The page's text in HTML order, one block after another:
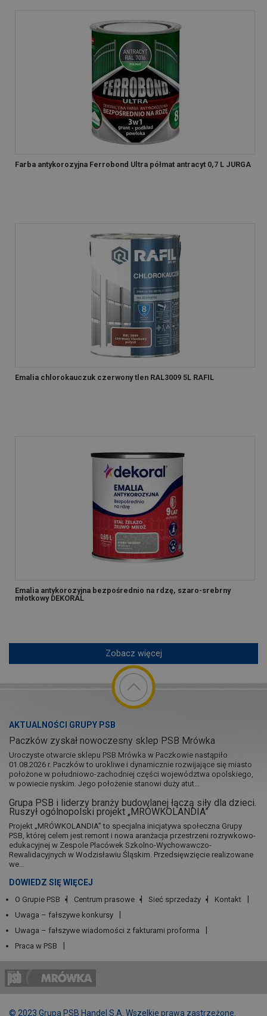
Farba antykorozyjna Ferrobond Ultra półmat antracyt 0,7 L JURGA
Emalia chlorokauczuk czerwony tlen RAL3009 5L RAFIL
Emalia antykorozyjna bezpośrednio na rdzę, szaro-srebrny
młotkowy DEKORAL
Zobacz więcej
AKTUALNOŚCI GRUPY PSB
Paczków zyskał nowoczesny sklep PSB Mrówka
Uroczyste otwarcie sklepu PSB Mrówka w Paczkowie nastąpiło
01.08.2026 r. Paczków to urokliwe i dynamicznie rozwijające się miasto
położone w południowo-zachodniej części województwa opolskiego,
w powiecie nyskim. Jego położenie stanowi duży atut...
Grupa PSB i liderzy branży budowlanej łączą siły dla dzieci.
Ruszył ogólnopolski projekt „MRÓWKOLANDIA”
Projekt „MRÓWKOLANDIA” to specjalna inicjatywa społeczna Grupy
PSB, której celem jest remont i nowa aranżacja przestrzeni rozrywkowo-
edukacyjnej w Zespole Placówek Szkolno-Wychowawczo-
Rewalidacyjnych w Wodzisławiu Śląskim. Przedsięwzięcie realizowane
we...
DOWIEDZ SIĘ WIĘCEJ
O Grupie PSB Centrum prasowe Sieć sprzedaży
Kontakt
Uwaga – fałszywe konkursy
Uwaga – fałszywe wiadomości z fakturami proforma
Praca w PSB
© 2023 Grupa PSB Handel S.A. Wszelkie prawa zastrzeżone.